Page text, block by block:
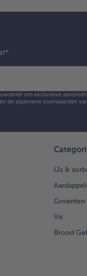
om exclusieve
en de algemene voorwaarden
IJs &
Groenten
Vis
Brood